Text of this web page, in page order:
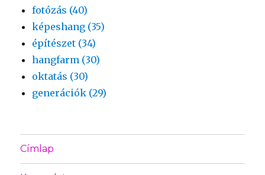
fotózás (40)
képeshang (35)
építészet (34)
hangfarm (30)
oktatás (30)
generációk (29)
Címlap